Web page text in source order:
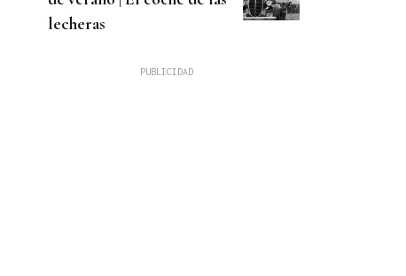
lecheras